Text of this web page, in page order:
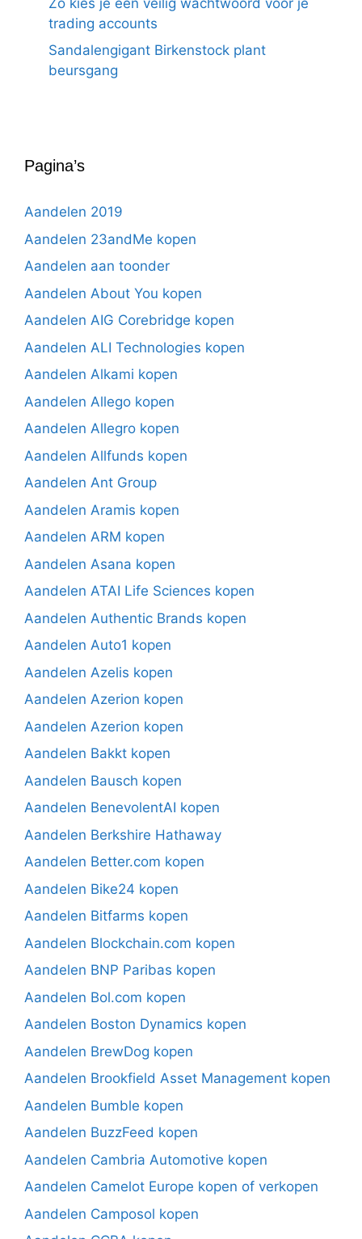
trading accounts
Sandalengigant Birkenstock plant
beursgang
Pagina’s
Aandelen 2019
Aandelen 23andMe kopen
Aandelen aan toonder
Aandelen About You kopen
Aandelen AIG Corebridge kopen
Aandelen ALI Technologies kopen
Aandelen Alkami kopen
Aandelen Allego kopen
Aandelen Allegro kopen
Aandelen Allfunds kopen
Aandelen Ant Group
Aandelen Aramis kopen
Aandelen ARM kopen
Aandelen Asana kopen
Aandelen ATAI Life Sciences kopen
Aandelen Authentic Brands kopen
Aandelen Auto1 kopen
Aandelen Azelis kopen
Aandelen Azerion kopen
Aandelen Azerion kopen
Aandelen Bakkt kopen
Aandelen Bausch kopen
Aandelen BenevolentAI kopen
Aandelen Berkshire Hathaway
Aandelen Better.com kopen
Aandelen Bike24 kopen
Aandelen Bitfarms kopen
Aandelen Blockchain.com kopen
Aandelen BNP Paribas kopen
Aandelen Bol.com kopen
Aandelen Boston Dynamics kopen
Aandelen BrewDog kopen
Aandelen Brookfield Asset Management kopen
Aandelen Bumble kopen
Aandelen BuzzFeed kopen
Aandelen Cambria Automotive kopen
Aandelen Camelot Europe kopen of verkopen
Aandelen Camposol kopen